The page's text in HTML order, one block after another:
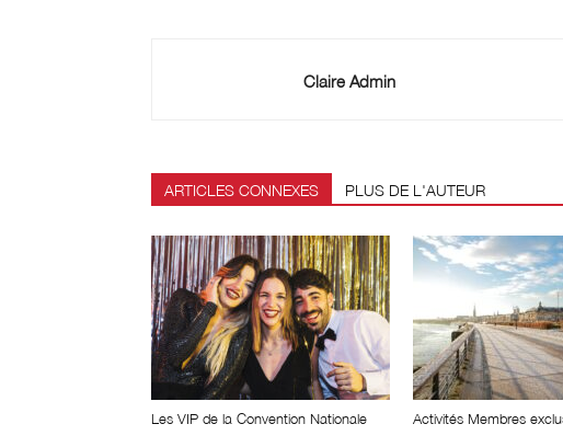
Claire Admin
ARTICLES CONNEXES PLUS DE L'AUTEUR
Les VIP de la Convention Nationale Activités Membres